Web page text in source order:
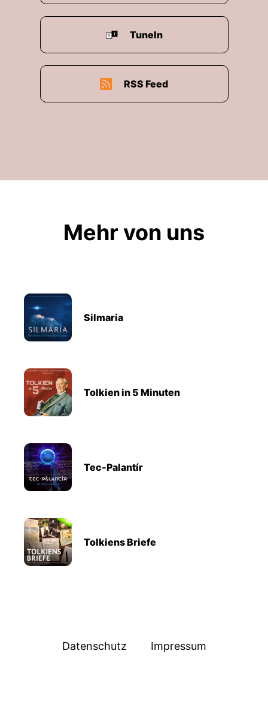
TuneIn
RSS Feed
Mehr von uns
Silmaria
Tolkien in 5 Minuten
Tec-Palantír
Tolkiens Briefe
Datenschutz Impressum